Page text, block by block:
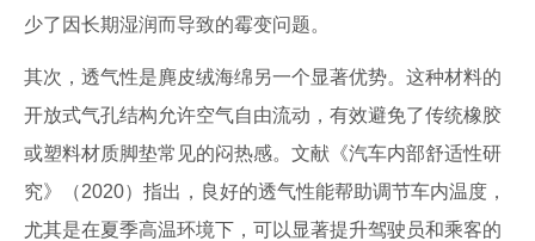
少了因长期湿润而导致的霉变问题。
其次，透气性是麂皮绒海绵另一个显著优势。这种材料的
开放式气孔结构允许空气自由流动，有效避免了传统橡胶
或塑料材质脚垫常见的闷热感。文献《汽车内部舒适性研
究》（2020）指出，良好的透气性能帮助调节车内温度，
尤其是在夏季高温环境下，可以显著提升驾驶员和乘客的